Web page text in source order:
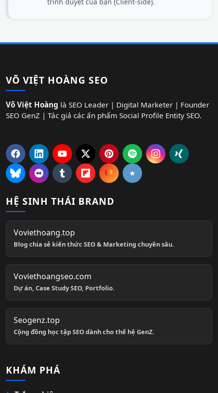
VÕ VIỆT HOÀNG SEO
Võ Việt Hoàng là SEO Leader | Digital Marketer | Founder
SEO GenZ | Tác giả các ấn phẩm Social Profile Entity SEO.
HỆ SINH THÁI BRAND
Voviethoang.top
Blog chia sẻ kiến thức SEO & Marketing chuyên sâu.
Voviethoangseo.com
Dự án, Case Study SEO, Portfolio.
Seogenz.top
Cộng đồng học tập SEO dành cho thế hệ GenZ.
KHÁM PHÁ